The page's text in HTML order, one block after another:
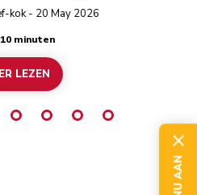
kok - 20 May 2026
10 minuten
LEZEN